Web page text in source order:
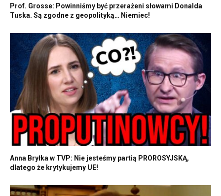
Prof. Grosse: Powinniśmy być przerażeni słowami Donalda
Tuska. Są zgodne z geopolityką… Niemiec!
Anna Bryłka w TVP: Nie jesteśmy partią PROROSYJSKĄ,
dlatego że krytykujemy UE!